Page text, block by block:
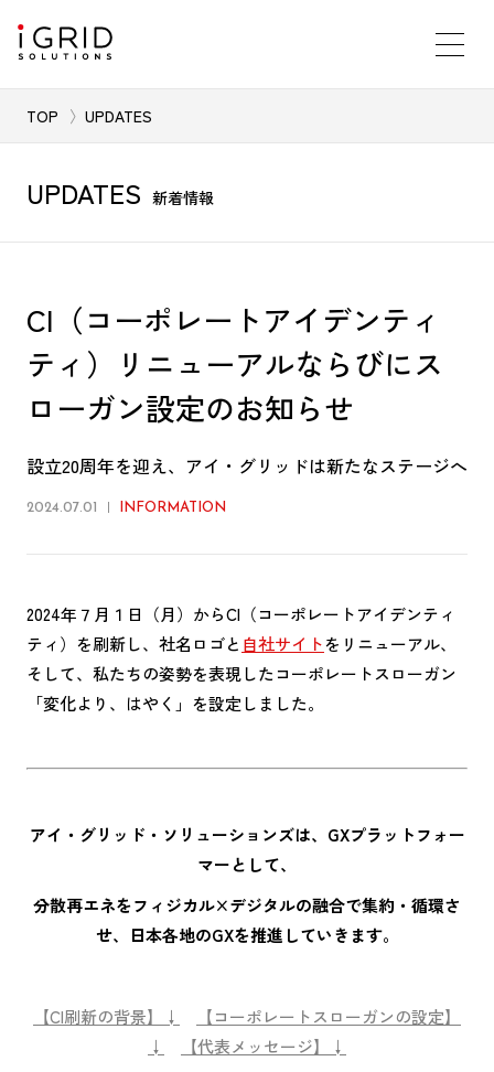
TOP UPDATES
UPDATES 新着情報
CI（コーポレートアイデンティ
ティ）リニューアルならびにス
ローガン設定のお知らせ
設立20周年を迎え、アイ・グリッドは新たなステージへ
2024.07.01 INFORMATION
2024年７月１日（月）からCI（コーポレートアイデンティ
ティ）を刷新し、社名ロゴと 自社サイトをリニューアル、
そして、私たちの姿勢を表現したコーポレートスローガン
「変化より、はやく」を設定しました。
アイ・グリッド・ソリューションズは、GXプラットフォー
マーとして、
分散再エネをフィジカル×デジタルの融合で集約・循環さ
せ、日本各地のGXを推進していきます。
【CI刷新の背景】↓
【コーポレートスローガンの設定】
↓
【代表メッセージ】↓